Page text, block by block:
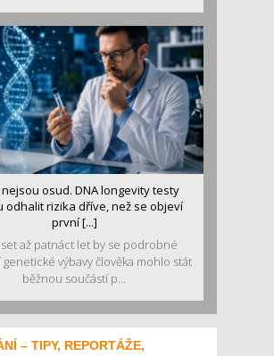
osud. DNA longevity testy
odhalit rizika dříve, než se objeví
první [...]
až patnáct let by se podrobné
výbavy člověka mohlo stát
běžnou součástí p...
– TIPY, REPORTÁŽE,